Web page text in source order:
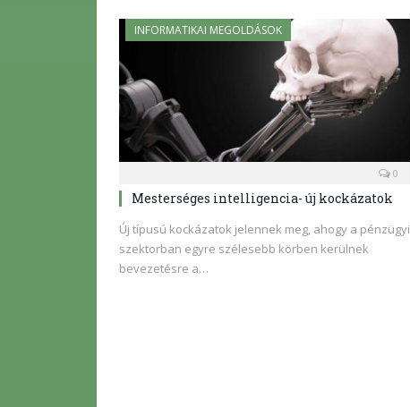
INFORMATIKAI MEGOLDÁSOK
0
Mesterséges intelligencia- új kockázatok
Új típusú kockázatok jelennek meg, ahogy a pénzügyi
szektorban egyre szélesebb körben kerülnek
bevezetésre a…